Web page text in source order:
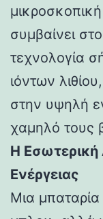
συμβαίνει
τεχνολογία
ιόντων
στην υψηλή
χαμηλό τους
Η Εσωτερική
Ενέργειας
Μια μπαταρία